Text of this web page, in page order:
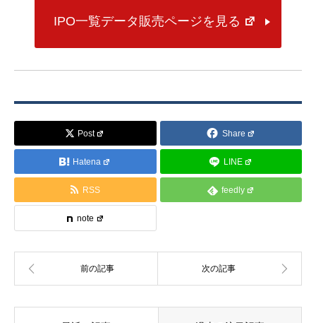
IPO一覧データ販売ページを見る
Post Share
Hatena LINE
RSS feedly
note